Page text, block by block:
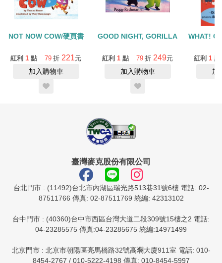
NOT NOW COW/硬頁書
紅利 1 點 79 折 221元
加入購物車
GOOD NIGHT, GORILLA
紅利 1 點 79 折 249元
加入購物車
WHAT!
紅利 1 點
加
臺灣麥克股份有限公司
台北門市 : (11492)台北市內湖區瑞光路513巷31號6樓 電話: 02-
87511766 傳真: 02-87511769 統編: 42313102
台中門市 : (40360)台中市西區台灣大道二段309號15樓之2 電話:
04-23285575 傳真:04-23285675 統編:14971499
北京門市 : 北京市朝陽區亮馬橋路32號高斕大廈911室 電話: 010-
8454-2767 / 010-5222-4198 傳真: 010-8454-5997